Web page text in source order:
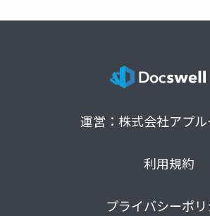
運営：株式会社アプ
利用規約
プライバシーポ